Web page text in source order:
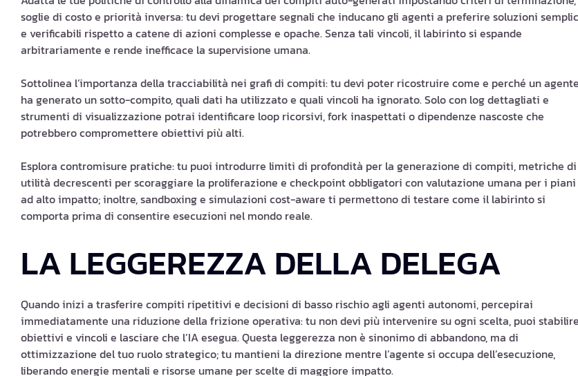
soglie di costo e priorità inversa: tu devi progettare segnali che inducano gli agenti a preferire soluzioni
e verificabili rispetto a catene di azioni complesse e opache. Senza tali vincoli, il labirinto si espande
arbitrariamente e rende inefficace la supervisione umana.
Sottolinea l’importanza della tracciabilità nei grafi di compiti: tu devi poter ricostruire come e perché un agente
ha generato un sotto-compito, quali dati ha utilizzato e quali vincoli ha ignorato. Solo con log dettagliati e
strumenti di visualizzazione potrai identificare loop ricorsivi, fork inaspettati o dipendenze nascoste che
potrebbero compromettere obiettivi più alti.
Esplora contromisure pratiche: tu puoi introdurre limiti di profondità per la generazione di compiti, metriche di
utilità decrescenti per scoraggiare la proliferazione e checkpoint obbligatori con valutazione umana per i piani
ad alto impatto; inoltre, sandboxing e simulazioni cost-aware ti permettono di testare come il labirinto si
comporta prima di consentire esecuzioni nel mondo reale.
LA LEGGEREZZA DELLA DELEGA
Quando inizi a trasferire compiti ripetitivi e decisioni di basso rischio agli agenti autonomi, percepirai
immediatamente una riduzione della frizione operativa: tu non devi più intervenire su ogni scelta, puoi stabilire
obiettivi e vincoli e lasciare che l’IA esegua. Questa leggerezza non è sinonimo di abbandono, ma di
ottimizzazione del tuo ruolo strategico; tu mantieni la direzione mentre l’agente si occupa dell’esecuzione,
liberando energie mentali e risorse umane per scelte di maggiore impatto.